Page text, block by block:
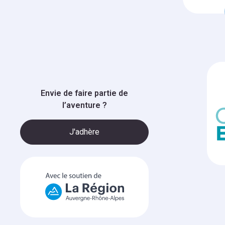
Envie de faire partie de
l’aventure ?
J'adhère